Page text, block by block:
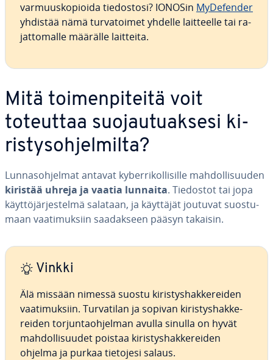
var­muus­ko­pioi­da tie­dos­to­si? IONOSin My­De­fen­der
yhdistää nämä tur­va­toi­met yhdelle lait­teel­le tai ra­
jat­to­mal­le määrälle laitteita.
Mitä toi­men­pi­tei­tä voit
toteuttaa suo­jau­tuak­se­si ki­
ris­tys­oh­jel­mil­ta?
Lun­nas­oh­jel­mat antavat ky­ber­ri­kol­li­sil­le mah­dol­li­suu­den
kiristää uhreja ja vaatia lunnaita. Tiedostot tai jopa
käyt­tö­jär­jes­tel­mä salataan, ja käyttäjät joutuvat suos­tu­
maan vaa­ti­muk­siin saa­dak­seen pääsyn takaisin.
Vinkki
Älä missään nimessä suostu ki­ris­tys­hak­ke­rei­den
vaa­ti­muk­siin. Tur­va­ti­lan ja sopivan ki­ris­tys­hak­ke­
rei­den tor­jun­taoh­jel­man avulla sinulla on hyvät
mah­dol­li­suu­det poistaa ki­ris­tys­hak­ke­rei­den
ohjelma ja purkaa tietojesi salaus.